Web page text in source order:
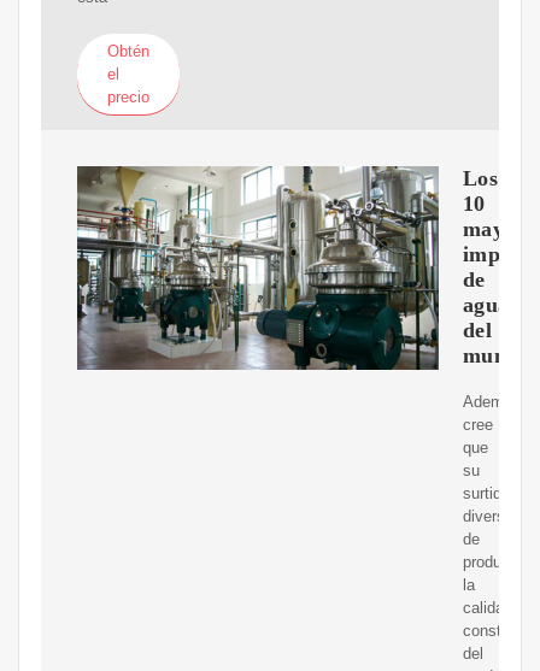
Obtén
el
precio
Los
10
de
del
mundo
Además,
cree
que
su
surtido
de
productos,
la
calidad
constante
del